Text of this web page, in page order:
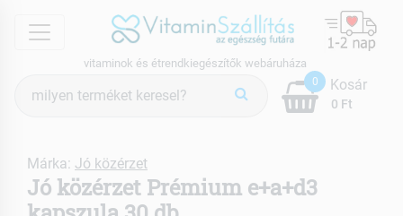
menu
vitaminok és étrendkiegészítők webáruháza
keresés
0
0 Ft
Kosár
Márka: Jó közérzet
Jó közérzet Prémium e+a+d3